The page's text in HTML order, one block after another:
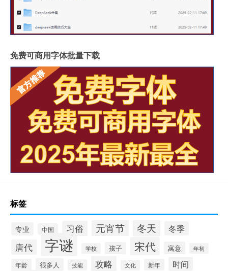
免费可商用字体批量下载
标签
专业 中国 习俗 元宵节 冬天 冬季
唐代 字谜 学校 孩子 宋代 寓意 年初
年龄 很多人 技能 攻略 文化 新年 时间